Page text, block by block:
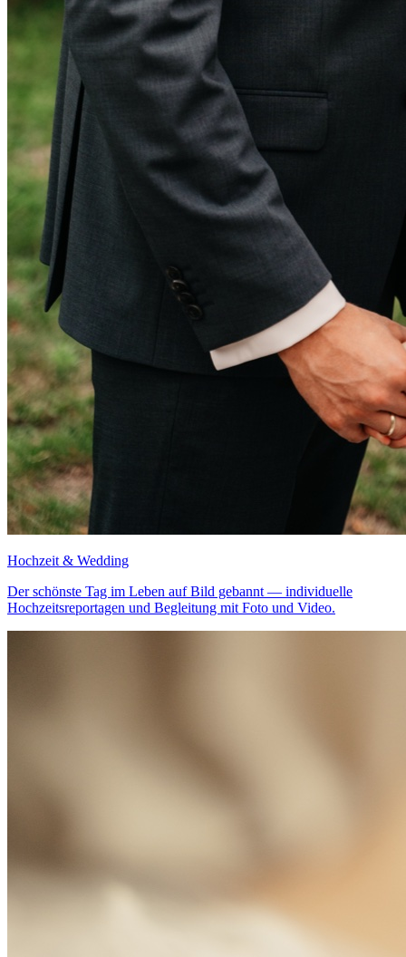
Hochzeit & Wedding
Der schönste Tag im Leben auf Bild gebannt — individuelle
Hochzeitsreportagen und Begleitung mit Foto und Video.